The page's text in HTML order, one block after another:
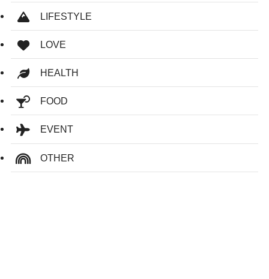
LIFESTYLE
LOVE
HEALTH
FOOD
EVENT
OTHER